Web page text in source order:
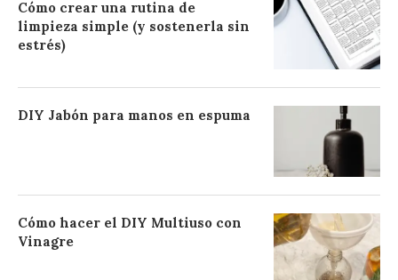
Cómo crear una rutina de
limpieza simple (y sostenerla sin
estrés)
DIY Jabón para manos en espuma
Cómo hacer el DIY Multiuso con
Vinagre